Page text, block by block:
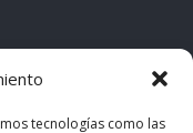
tecnologías como las